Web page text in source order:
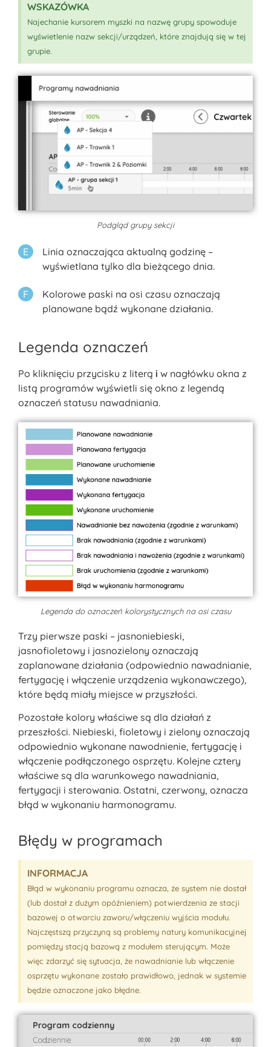
WSKAZÓWKA
Najechanie kursorem myszki na nazwę grupy spowoduje
wyświetlenie nazw sekcji/urządzeń, które znajdują się w tej
grupie.
Podgląd grupy sekcji
Linia oznaczająca aktualną godzinę –
wyświetlana tylko dla bieżącego dnia.
Kolorowe paski na osi czasu oznaczają
planowane bądź wykonane działania.
Legenda oznaczeń
Po kliknięciu przycisku z literą i w nagłówku okna z
listą programów wyświetli się okno z legendą
oznaczeń statusu nawadniania.
Legenda do oznaczeń kolorystycznych na osi czasu
Trzy pierwsze paski – jasnoniebieski,
jasnofioletowy i jasnozielony oznaczają
zaplanowane działania (odpowiednio nawadnianie,
fertygację i włączenie urządzenia wykonawczego),
które będą miały miejsce w przyszłości.
Pozostałe kolory właściwe są dla działań z
przeszłości. Niebieski, fioletowy i zielony oznaczają
odpowiednio wykonane nawodnienie, fertygację i
włączenie podłączonego osprzętu. Kolejne cztery
właściwe są dla warunkowego nawadniania,
fertygacji i sterowania. Ostatni, czerwony, oznacza
błąd w wykonaniu harmonogramu.
Błędy w programach
INFORMACJA
Błąd w wykonaniu programu oznacza, że system nie dostał
(lub dostał z dużym opóźnieniem) potwierdzenia ze stacji
bazowej o otwarciu zaworu/włączeniu wyjścia modułu.
Najczęstszą przyczyną są problemy natury komunikacyjnej
pomiędzy stacją bazową z modułem sterującym. Może
więc zdarzyć się sytuacja, że nawadnianie lub włączenie
osprzętu wykonane zostało prawidłowo, jednak w systemie
będzie oznaczone jako błędne.